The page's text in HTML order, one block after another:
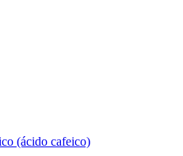
(ácido cafeico)